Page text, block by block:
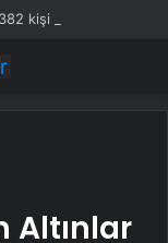
Altınlar